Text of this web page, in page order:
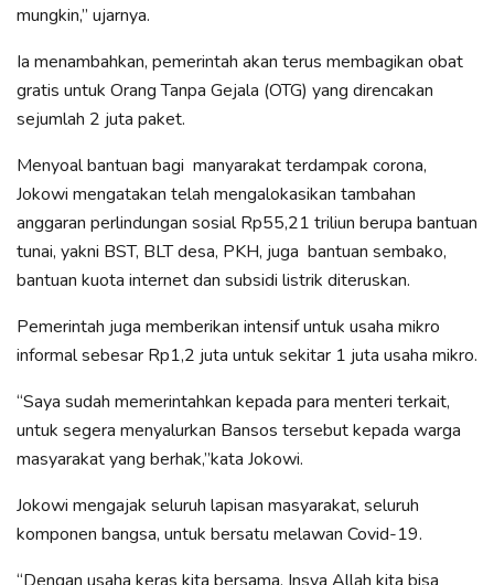
mungkin,” ujarnya.
Ia menambahkan, pemerintah akan terus membagikan obat
gratis untuk Orang Tanpa Gejala (OTG) yang direncakan
sejumlah 2 juta paket.
Menyoal bantuan bagi manyarakat terdampak corona,
Jokowi mengatakan telah mengalokasikan tambahan
anggaran perlindungan sosial Rp55,21 triliun berupa bantuan
tunai, yakni BST, BLT desa, PKH, juga bantuan sembako,
bantuan kuota internet dan subsidi listrik diteruskan.
Pemerintah juga memberikan intensif untuk usaha mikro
informal sebesar Rp1,2 juta untuk sekitar 1 juta usaha mikro.
“Saya sudah memerintahkan kepada para menteri terkait,
untuk segera menyalurkan Bansos tersebut kepada warga
masyarakat yang berhak,”kata Jokowi.
Jokowi mengajak seluruh lapisan masyarakat, seluruh
komponen bangsa, untuk bersatu melawan Covid-19.